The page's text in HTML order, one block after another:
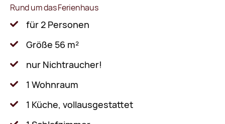
Rund um das Ferienhaus
für 2 Personen
Größe 56 m²
nur Nichtraucher!
1 Wohnraum
1 Küche, vollausgestattet